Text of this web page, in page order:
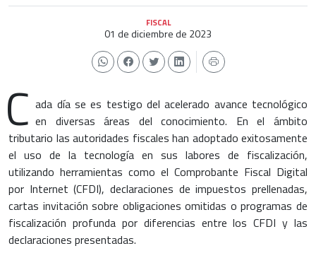
FISCAL
01 de diciembre de 2023
C ada día se es testigo del acelerado avance tecnológico
en diversas áreas del conocimiento. En el ámbito
tributario las autoridades fiscales han adoptado exitosamente
el uso de la tecnología en sus labores de fiscalización,
utilizando herramientas como el Comprobante Fiscal Digital
por Internet (CFDI), declaraciones de impuestos prellenadas,
cartas invitación sobre obligaciones omitidas o programas de
fiscalización profunda por diferencias entre los CFDI y las
declaraciones presentadas.